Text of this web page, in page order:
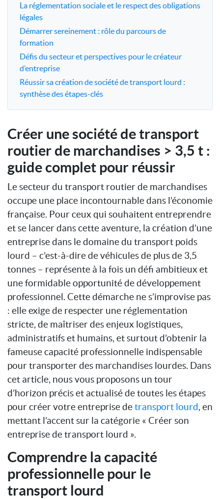
La réglementation sociale et le respect des obligations
légales
Démarrer sereinement : rôle du parcours de
formation
Défis du secteur et perspectives pour le créateur
d’entreprise
Réussir sa création de société de transport lourd :
synthèse des étapes-clés
Créer une société de transport
routier de marchandises > 3,5 t :
guide complet pour réussir
Le secteur du transport routier de marchandises
occupe une place incontournable dans l’économie
française. Pour ceux qui souhaitent entreprendre
et se lancer dans cette aventure, la création d’une
entreprise dans le domaine du transport poids
lourd – c’est-à-dire de véhicules de plus de 3,5
tonnes – représente à la fois un défi ambitieux et
une formidable opportunité de développement
professionnel. Cette démarche ne s’improvise pas
: elle exige de respecter une réglementation
stricte, de maîtriser des enjeux logistiques,
administratifs et humains, et surtout d’obtenir la
fameuse capacité professionnelle indispensable
pour transporter des marchandises lourdes. Dans
cet article, nous vous proposons un tour
d’horizon précis et actualisé de toutes les étapes
pour créer votre entreprise detransport lourd, en
mettant l’accent sur la catégorie « Créer son
entreprise de transport lourd ».
Comprendre la capacité
professionnelle pour le
transport lourd